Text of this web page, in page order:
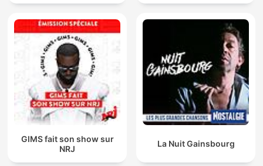
GIMS fait son show sur
NRJ
La Nuit Gainsbourg